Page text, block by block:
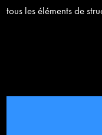
tous les éléments de